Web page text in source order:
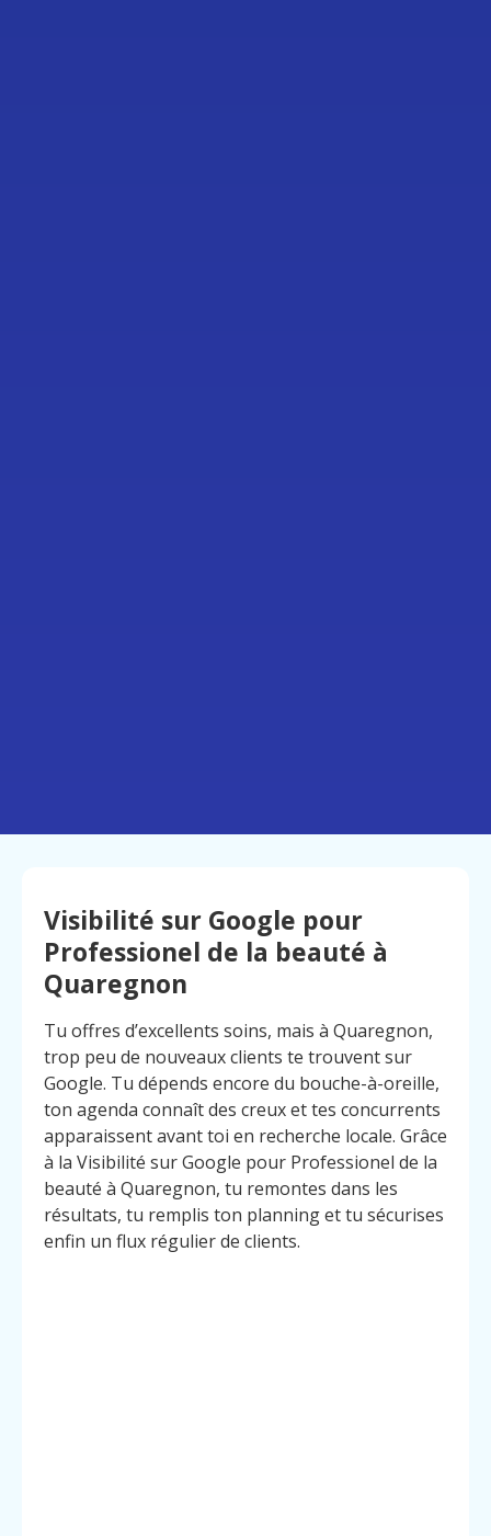
Visibilité sur Google pour
Professionel de la beauté à
Quaregnon
Tu offres d’excellents soins, mais à Quaregnon,
trop peu de nouveaux clients te trouvent sur
Google. Tu dépends encore du bouche-à-oreille,
ton agenda connaît des creux et tes concurrents
apparaissent avant toi en recherche locale. Grâce
à la Visibilité sur Google pour Professionel de la
beauté à Quaregnon, tu remontes dans les
résultats, tu remplis ton planning et tu sécurises
enfin un flux régulier de clients.